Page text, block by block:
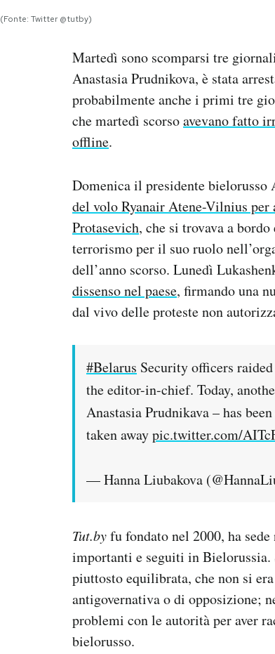
(Fonte: Twitter @tutby)
Martedì sono scomparsi tre
Anastasia Prudnikova, è stata
probabilmente anche i primi tre
che martedì scorsoavevano fatto
offline.
Domenica il presidente bielorusso
del volo Ryanair Atene-Vilnius
Protasevich, che si trovava a
terrorismo per il suo ruolo
dell’anno scorso. Lunedì
dissenso nel paese, firmando una
dal vivo delle proteste non
#Belarus Security officers
the editor-in-chief. Today,
Anastasia Prudnikava – has
taken awaypic.twitter.com/
— Hanna Liubakova
Tut.byfu fondato nel 2000, ha
importanti e seguiti in Bielorussia.
piuttosto equilibrata, che non si
antigovernativa o di opposizione;
problemi con le autorità per aver
bielorusso.